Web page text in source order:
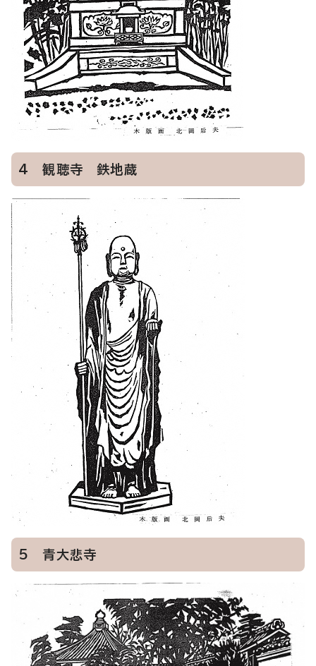
4 観聴寺 鉄地蔵
5 青大悲寺